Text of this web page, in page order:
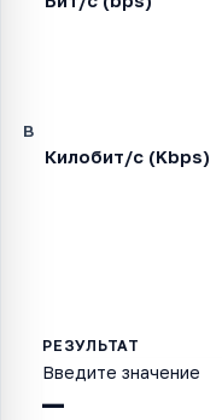
В
—
Введите значение